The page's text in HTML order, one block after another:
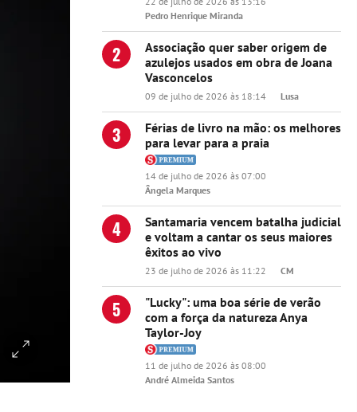
Pedro Henrique Miranda
2
Associação quer saber origem de
azulejos usados em obra de Joana
Vasconcelos
09 de julho de 2026 às 18:14 Lusa
3
Férias de livro na mão: os melhores
para levar para a praia
14 de julho de 2026 às 07:00
Ângela Marques
4
Santamaria vencem batalha judicial
e voltam a cantar os seus maiores
êxitos ao vivo
23 de julho de 2026 às 11:22 CM
5
"Lucky": uma boa série de verão
com a força da natureza Anya
Taylor-Joy
11 de julho de 2026 às 08:00
André Almeida Santos